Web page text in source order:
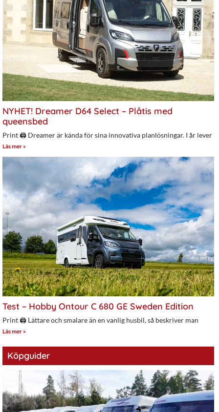
NYHET! Dreamer D64 Select – Plåtis med
queensbed
Print 🖨 Dreamer är kända för sina innovativa planlösningar. I år lever
Läs mer »
Test – Hobby Ontour C 680 GE Sweden Edition
Print 🖨 Lättare och smalare än en vanlig husbil, så beskriver man
Läs mer »
Köpguider